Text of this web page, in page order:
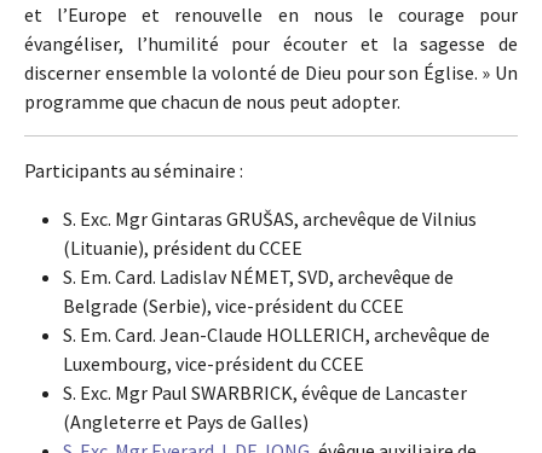
et l’Europe et renouvelle en nous le courage pour
évangéliser, l’humilité pour écouter et la sagesse de
discerner ensemble la volonté de Dieu pour son Église. » Un
programme que chacun de nous peut adopter.
Participants au séminaire :
S. Exc. Mgr Gintaras GRUŠAS, archevêque de Vilnius
(Lituanie), président du CCEE
S. Em. Card. Ladislav NÉMET, SVD, archevêque de
Belgrade (Serbie), vice-président du CCEE
S. Em. Card. Jean-Claude HOLLERICH, archevêque de
Luxembourg, vice-président du CCEE
S. Exc. Mgr Paul SWARBRICK, évêque de Lancaster
(Angleterre et Pays de Galles)